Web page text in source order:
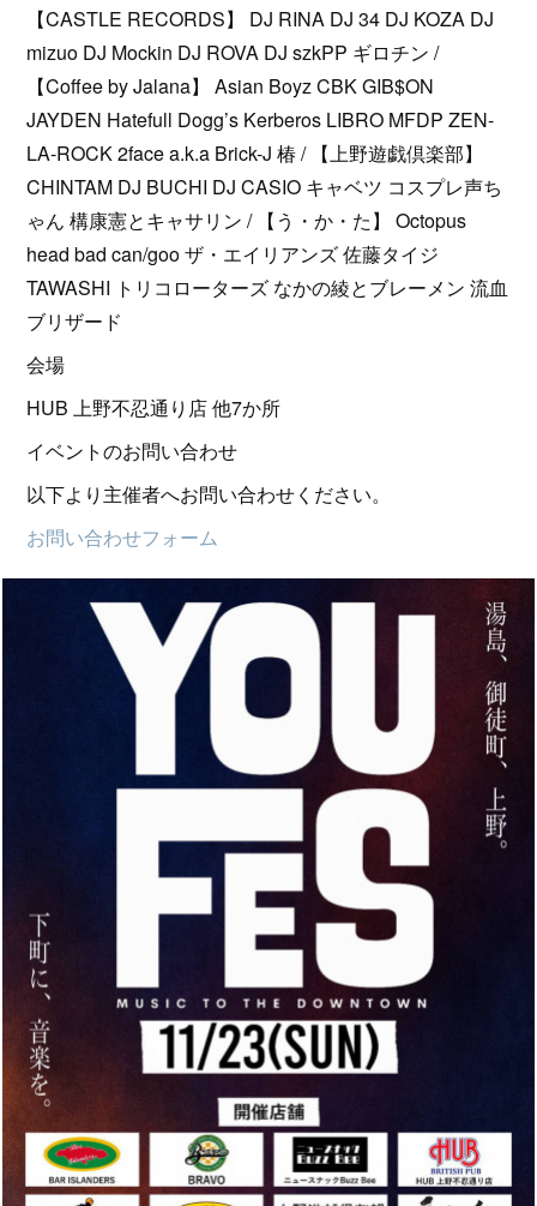
【CASTLE RECORDS】 DJ RINA DJ 34 DJ KOZA DJ
mizuo DJ Mockin DJ ROVA DJ szkPP ギロチン /
【Coffee by Jalana】 Asian Boyz CBK GIB$ON
JAYDEN Hatefull Dogg’s Kerberos LIBRO MFDP ZEN-
LA-ROCK 2face a.k.a Brick-J 椿 / 【上野遊戯倶楽部】
CHINTAM DJ BUCHI DJ CASIO キャベツ コスプレ声ち
ゃん 構康憲とキャサリン / 【う・か・た】 Octopus
head bad can/goo ザ・エイリアンズ 佐藤タイジ
TAWASHI トリコローターズ なかの綾とブレーメン 流血
ブリザード
会場
HUB 上野不忍通り店 他7か所
イベントのお問い合わせ
以下より主催者へお問い合わせください。
お問い合わせフォーム